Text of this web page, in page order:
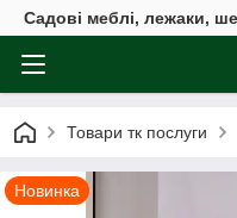
Садові меблі, лежаки,
Товари тк послуги
Новинка